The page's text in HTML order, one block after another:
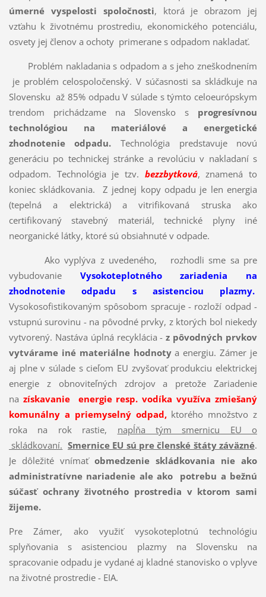
úmerné vyspelosti spoločnosti, ktorá je obrazom jej
vzťahu k životnému prostrediu, ekonomického potenciálu,
osvety jej členov a ochoty primerane s odpadom nakladať.
Problém nakladania s odpadom a s jeho zneškodnením
je problém celospoločenský. V súčasnosti sa skládkuje na
Slovensku až 85% odpadu V súlade s týmto celoeurópskym
trendom prichádzame na Slovensko s progresívnou
technológiou na materiálové a energetické
zhodnotenie odpadu. Technológia predstavuje novú
generáciu po technickej stránke a revolúciu v nakladaní s
odpadom. Technológia je tzv. bezzbytková, znamená to
koniec skládkovania. Z jednej kopy odpadu je len energia
(tepelná a elektrická) a vitrifikovaná struska ako
certifikovaný stavebný materiál, technické plyny iné
neorganické látky, ktoré sú obsiahnuté v odpade.
Ako vyplýva z uvedeného, rozhodli sme sa pre
vybudovanie Vysokoteplotného zariadenia na
zhodnotenie odpadu s asistenciou plazmy.
Vysokosofistikovaným spôsobom spracuje - rozloží odpad -
vstupnú surovinu - na pôvodné prvky, z ktorých bol niekedy
vytvorený. Nastáva úplná recyklácia -z pôvodných prvkov
vytvárame iné materiálne hodnotya energiu. Zámer je
aj plne v súlade s cieľom EU zvyšovať produkciu elektrickej
energie z obnoviteľných zdrojov a pretože Zariadenie
na získavanie energie resp. vodíka využíva zmiešaný
komunálny a priemyselný odpad,ktorého množstvo z
roka na rok rastie, napĺňa tým smernicu EU o
skládkovaní. Smernice EU sú pre členské štáty záväzné.
Je dôležité vnímať obmedzenie skládkovania nie ako
administratívne nariadenie ale ako potrebu a bežnú
súčasť ochrany životného prostredia v ktorom sami
žijeme.
Pre Zámer, ako využiť vysokoteplotnú technológiu
splyňovania s asistenciou plazmy na Slovensku na
spracovanie odpadu je vydané aj kladné stanovisko o vplyve
na životné prostredie - EIA.